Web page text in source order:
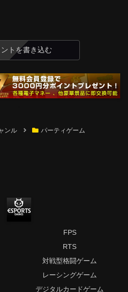
ントを書き込む
ンル パーティゲーム
FPS
RTS
対戦型格闘ゲーム
レーシングゲーム
デジタルカードゲーム